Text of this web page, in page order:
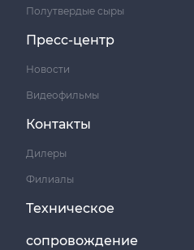
Полутвердые сыры
Пресс-центр
Новости
Видеофильмы
Контакты
Дилеры
Филиалы
Техническое
сопровождение